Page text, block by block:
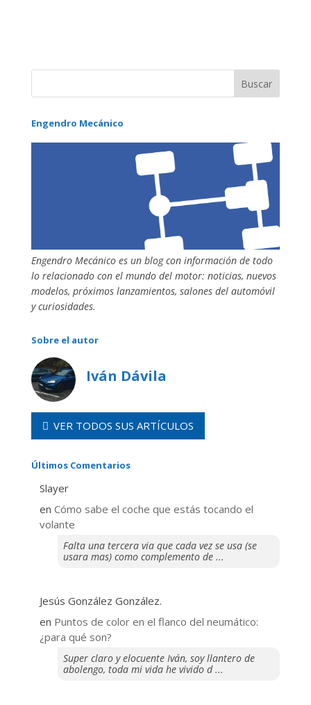
Engendro Mecánico
Engendro Mecánico es un blog con información de todo
lo relacionado con el mundo del motor: noticias, nuevos
modelos, próximos lanzamientos, salones del automóvil
y curiosidades.
Sobre el autor
Iván Dávila
VER TODOS SUS ARTÍCULOS
Últimos Comentarios
Slayer
en ​Cómo sabe el coche que estás tocando el
volante
Falta una tercera via que cada vez se usa (se
usara mas) como complemento de ...
Jesús González González.
en Puntos de color en el flanco del neumático:
¿para qué son?
Super claro y elocuente Iván, soy llantero de
abolengo, toda mi vida he vivido d ...